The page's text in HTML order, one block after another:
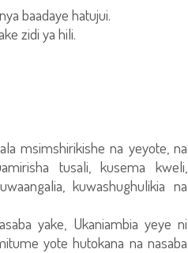
baadaye hatujui.
zidi ya hili.
msimshirikishe na yeyote, na
tusali, kusema kweli,
kuwashughulikia na
yake, Ukaniambia yeye ni
yote hutokana na nasaba